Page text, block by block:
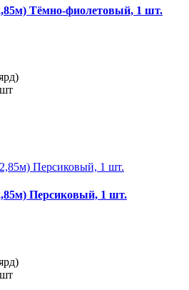
Тёмно-фиолетовый, 1 шт.
Персиковый, 1 шт.